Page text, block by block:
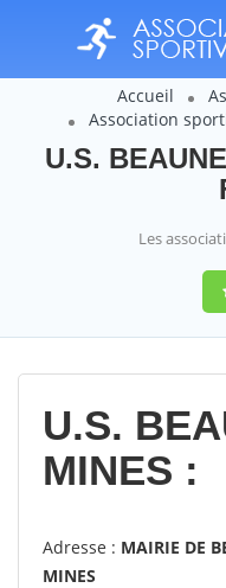
Accueil
Association
U.S.
Les
U.S.
MINES :
Adresse : MAIRIE DE
MINES